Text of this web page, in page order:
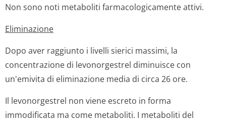
Non sono noti metaboliti farmacologicamente attivi.
Eliminazione
Dopo aver raggiunto i livelli sierici massimi, la
concentrazione di levonorgestrel diminuisce con
un'emivita di eliminazione media di circa 26 ore.
Il levonorgestrel non viene escreto in forma
immodificata ma come metaboliti. I metaboliti del